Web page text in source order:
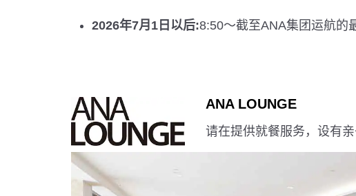
2026年7月1日以后:8:50～截至ANA集团运航的
ANA LOUNGE
请在提供就餐服务，设有